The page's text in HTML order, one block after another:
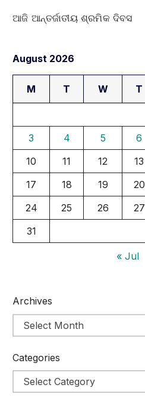
ଆଜି ଆନ୍ତର୍ଜାତୀୟ ଶ୍ରମିକ ଦିବସ
August 2026
M T W T
3
4 5 6
10
11 12 13
17
18 19 20
24
25 26 27
31
« Jul
Archives
Categories